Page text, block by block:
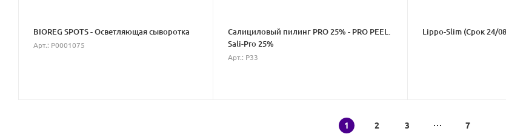
BIOREG SPOTS - Осветляющая сыворотка
Арт.: P0001075
Салициловый пилинг PRO 25% - PRO PEEL.
Sali-Pro 25%
Арт.: P33
Lippo-Slim (Срок 24/
1 2 3 7